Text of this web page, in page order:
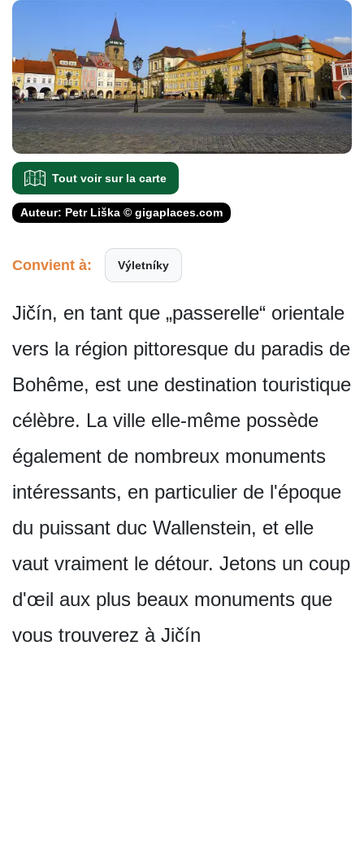
Tout voir sur la carte
Auteur: Petr Liška © gigaplaces.com
Convient à: Výletníky
Jičín, en tant que „passerelle“ orientale
vers la région pittoresque du paradis de
Bohême, est une destination touristique
célèbre. La ville elle-même possède
également de nombreux monuments
intéressants, en particulier de l'époque
du puissant duc Wallenstein, et elle
vaut vraiment le détour. Jetons un coup
d'œil aux plus beaux monuments que
vous trouverez à Jičín